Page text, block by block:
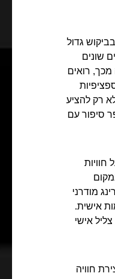
גדול
שונים
רואים
רק להציע
סיפור עם
חוויות
מודרני
אישית.
אישי
חוויה